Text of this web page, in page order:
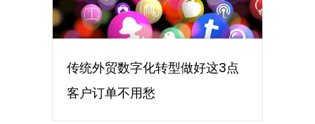
传统外贸数字化转型做好这3点
客户订单不用愁